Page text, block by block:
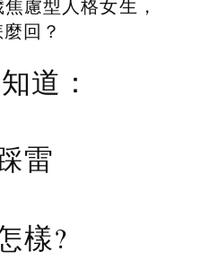
慮型人格女生，
回？
道：
雷
樣?